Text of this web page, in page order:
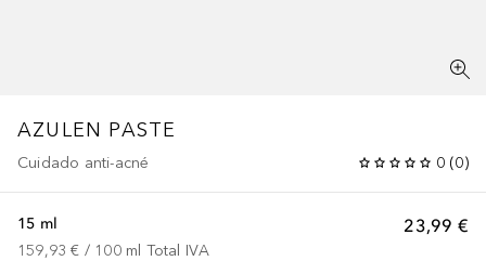
AZULEN PASTE
Cuidado anti-acné 0 (0)
23,99 €
15 ml
159,93 € / 100 ml Total IVA